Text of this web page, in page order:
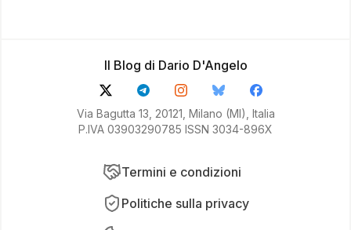
Termini e condizioni
Politiche sulla privacy
Il Blog di Dario D'Angelo
Via Bagutta 13, 20121, Milano (MI), Italia
P.IVA 03903290785 ISSN 3034-896X